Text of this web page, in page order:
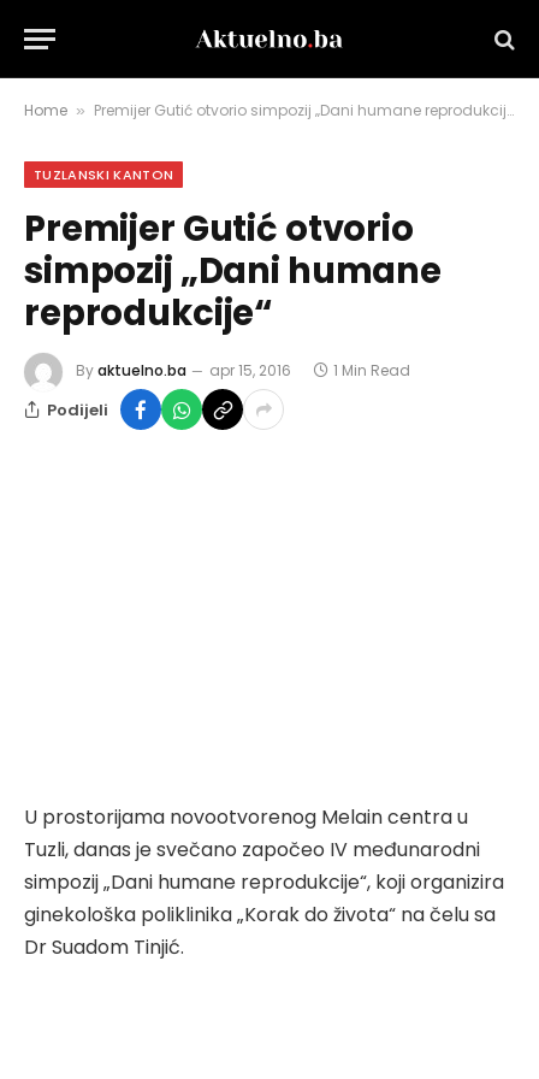
Home » Premijer Gutić otvorio simpozij „Dani humane reprodukcije“
TUZLANSKI KANTON
Premijer Gutić otvorio
simpozij „Dani humane
reprodukcije“
Byaktuelno.ba apr 15, 2016 1 Min Read
Podijeli
U prostorijama novootvorenog Melain centra u
Tuzli, danas je svečano započeo IV međunarodni
simpozij „Dani humane reprodukcije“, koji organizira
ginekološka poliklinika „Korak do života“ na čelu sa
Dr Suadom Tinjić.